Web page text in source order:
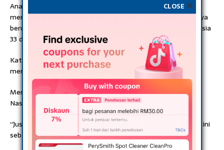
Anak keenam daripada 10 beradik itu berkata, kemahiran
menebar roti canai turut dimiliki seorang adik perempuannya
berusia 25 tahun selain dua kakaknya, masing-masing berusia
33 dan 35 tahun.
Katanya, adik serta seorang daripada kakaknya turut
mengusahakan gerai roti canai di Kuala Kangsar.
Menurutnya, bapa mereka lebih mesra disapa sebagai ‘M
Nasir’ oleh kenalan dan penduduk setempat.
“Justeru, penduduk setempat menggelar kami tiga beradik ini
sebagai ‘trio anak perempuan M Nasir’,” katanya.
CLOSE